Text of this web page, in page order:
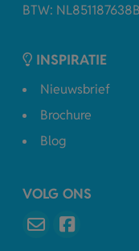
BTW:
INSPIRATIE
Nieuwsbrief
Brochure
Blog
VOLG ONS